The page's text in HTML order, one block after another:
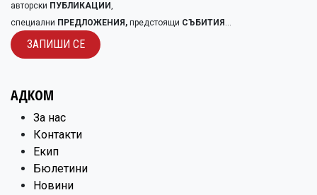
авторски ПУБЛИКАЦИИ,
специални ПРЕДЛОЖЕНИЯ, предстоящи СЪБИТИЯ ...
ЗАПИШИ С​​Е
АДКОМ
​За нас
Контакти
Екип
Бюлетини
Новини